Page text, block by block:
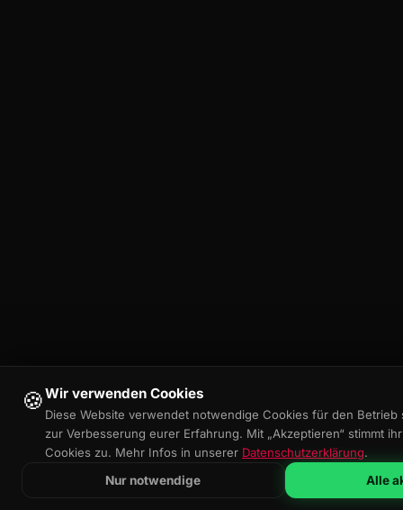
🍪Wir verwenden Cookies
Diese Website verwendet notwendige Cookies für den Betrieb
zur Verbesserung eurer Erfahrung. Mit „Akzeptieren“ stimmt
Cookies zu. Mehr Infos in unserer Datenschutzerklärung.
Nur notwendige
Alle